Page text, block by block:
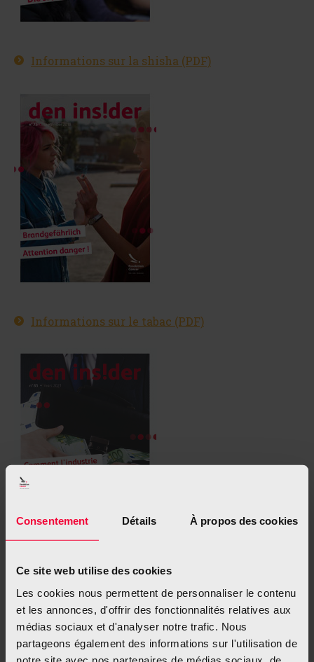
Consentement Détails À propos des cookies
Ce site web utilise des cookies
Les cookies nous permettent de personnaliser le contenu
et les annonces, d'offrir des fonctionnalités relatives aux
médias sociaux et d'analyser notre trafic. Nous
partageons également des informations sur l'utilisation de
Informations sur la shisha (PDF)
Informations sur le tabac (PDF)